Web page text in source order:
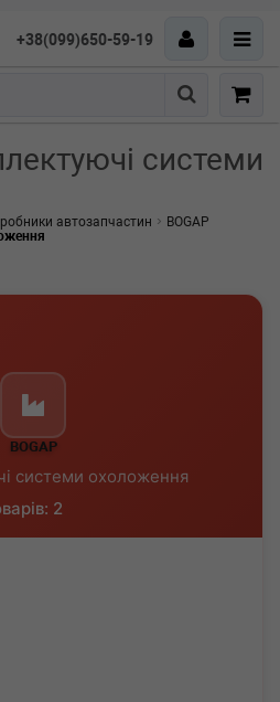
+38(099)650-59-19
Пошук
системи
автозапчастин
BOGAP
BOGAP
системи охоложення
2